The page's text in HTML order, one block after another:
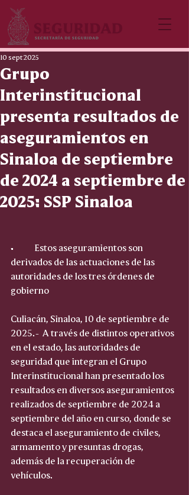
Grupo
Interinstitucional
presenta resultados de
aseguramientos en
Sinaloa de septiembre
de 2024 a septiembre de
2025: SSP Sinaloa
10 sept 2025
•	Estos aseguramientos son
derivados de las actuaciones de las
autoridades de los tres órdenes de
gobierno
Culiacán, Sinaloa, 10 de septiembre de
2025.-  A través de distintos operativos
en el estado, las autoridades de
seguridad que integran el Grupo
Interinstitucional han presentado los
resultados en diversos aseguramientos
realizados de septiembre de 2024 a
septiembre del año en curso, donde se
destaca el aseguramiento de civiles,
armamento y presuntas drogas,
además de la recuperación de
vehículos.